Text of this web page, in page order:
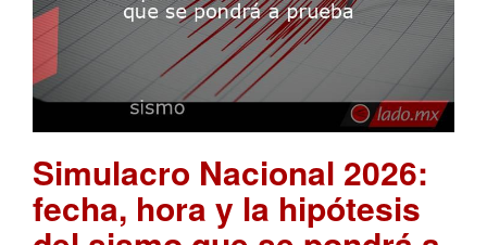
Simulacro Nacional 2026:
fecha, hora y la hipótesis